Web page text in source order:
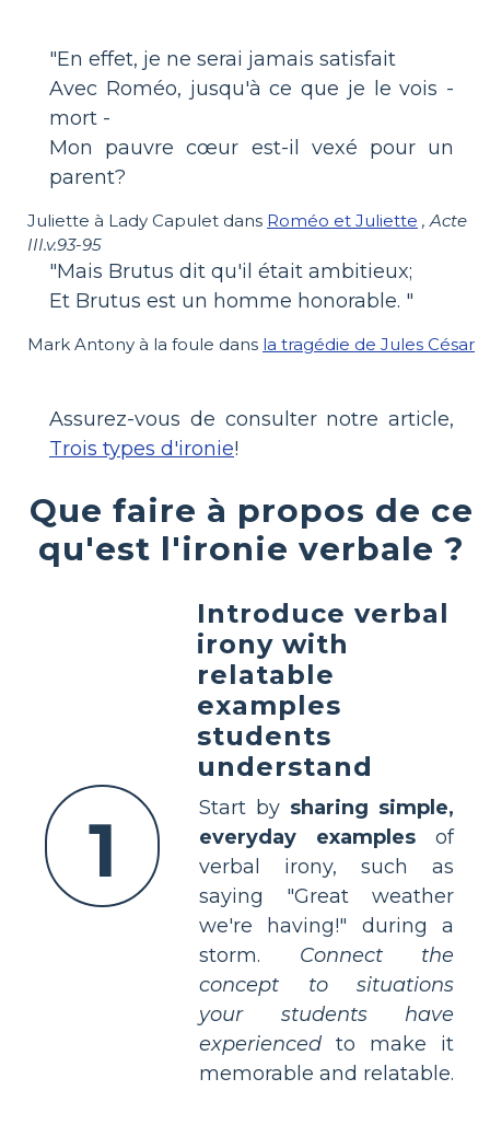
"En effet, je ne serai jamais satisfait
Avec Roméo, jusqu'à ce que je le vois -
mort -
Mon pauvre cœur est-il vexé pour un
parent?
Juliette à Lady Capulet dans Roméo et Juliette , Acte
III.v.93-95
"Mais Brutus dit qu'il était ambitieux;
Et Brutus est un homme honorable. "
Mark Antony à la foule dans la tragédie de Jules César
Assurez-vous de consulter notre article,
Trois types d'ironie!
Que faire à propos de ce
qu'est l'ironie verbale ?
1
Introduce verbal
irony with
relatable
examples
students
understand
Start by sharing simple,
everyday examples of
verbal irony, such as
saying "Great weather
we're having!" during a
storm. Connect the
concept to situations
your students have
experienced to make it
memorable and relatable.